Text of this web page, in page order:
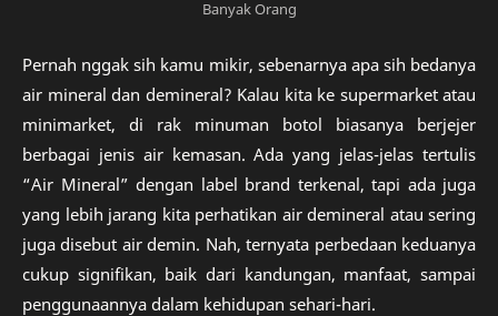
Banyak Orang
Pernah nggak sih kamu mikir, sebenarnya apa sih bedanya
air mineral dan demineral? Kalau kita ke supermarket atau
minimarket, di rak minuman botol biasanya berjejer
berbagai jenis air kemasan. Ada yang jelas-jelas tertulis
“Air Mineral” dengan label brand terkenal, tapi ada juga
yang lebih jarang kita perhatikan air demineral atau sering
juga disebut air demin. Nah, ternyata perbedaan keduanya
cukup signifikan, baik dari kandungan, manfaat, sampai
penggunaannya dalam kehidupan sehari-hari.